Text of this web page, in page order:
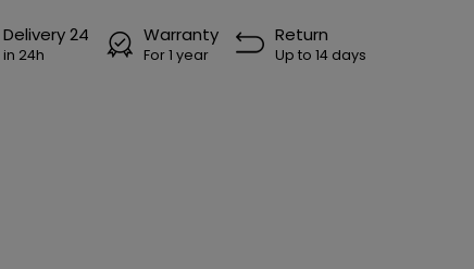
Delivery 24
in 24h
Warranty
For 1 year
Return
Up to 14 days